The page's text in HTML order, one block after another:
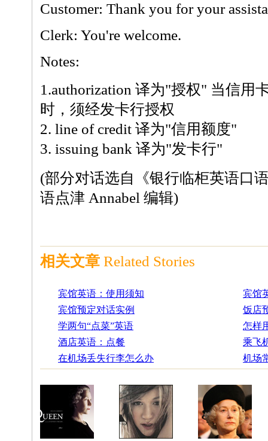
Customer: Thank you for your
Clerk: You're welcome.
Notes:
1.authorization 译为"授权" 当信用
时，须经发卡行授权
2. line of credit 译为"信用额度"
3. issuing bank 译为"发卡行"
(部分对话选自《银行临柜英语口
语点津 Annabel 编辑)
相关文章 Related Stories
宾馆英语：使用须知
宾馆
宾馆预定对话实例
饭店
学两句“点菜”英语
怎样
酒店英语：点餐
乘飞
在机场丢失行李怎么办
机场